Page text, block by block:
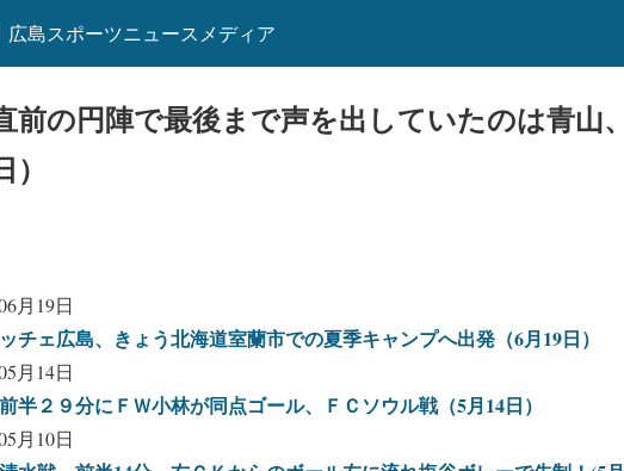
広島スポーツニュースメディア
前の円陣で最後まで声を出していたのは青山
月19日
チェ広島、きょう北海道室蘭市での夏季キャンプへ出発（6月19日）
月14日
半２９分にＦＷ小林が同点ゴール、ＦＣソウル戦（5月14日）
月10日